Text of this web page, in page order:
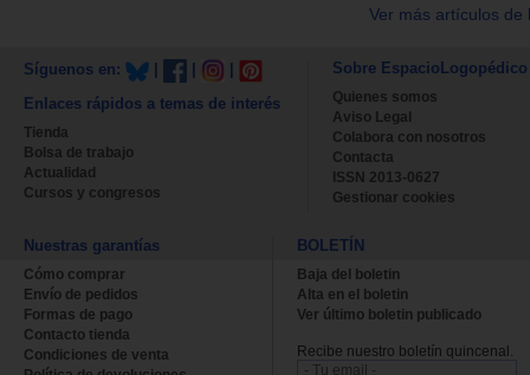
Ver más artículos
Síguenos en:
Enlaces rápidos a temas de interés
Tienda
Bolsa de trabajo
Actualidad
Cursos y congresos
Sobre EspacioLogopédico
Quienes somos
Aviso Legal
Colabora con nosotros
Contacta
ISSN 2013-0627
Gestionar cookies
Nuestras garantías
Cómo comprar
Envío de pedidos
Formas de pago
Contacto tienda
Condiciones de venta
BOLETÍN
Baja del boletin
Alta en el boletin
Ver último boletin publicado
Recibe nuestro boletín quincenal.